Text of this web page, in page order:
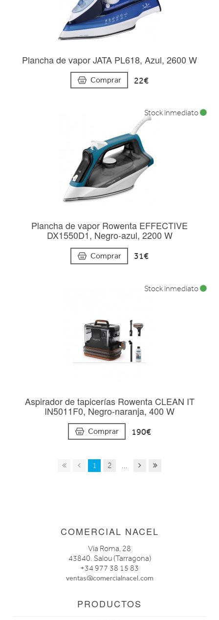
Plancha de vapor JATA PL618, Azul, 2600 W
Comprar 22€
Plancha de vapor Rowenta EFFECTIVE
DX1550D1, Negro-azul, 2200 W
Comprar 31€
Stock inmediato
Aspirador de tapicerías Rowenta CLEAN IT
IN5011F0, Negro-naranja, 400 W
Comprar 190€
Stock inmediato
1 2 ...
COMERCIAL NACEL
Vía Roma, 28
43840. Salou (Tarragona)
+34 977 38 15 83
ventas@comercialnacel.com
PRODUCTOS